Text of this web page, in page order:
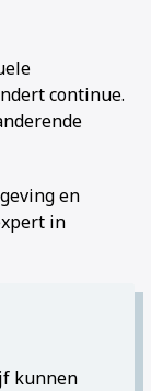
continue.
en
in
kunnen